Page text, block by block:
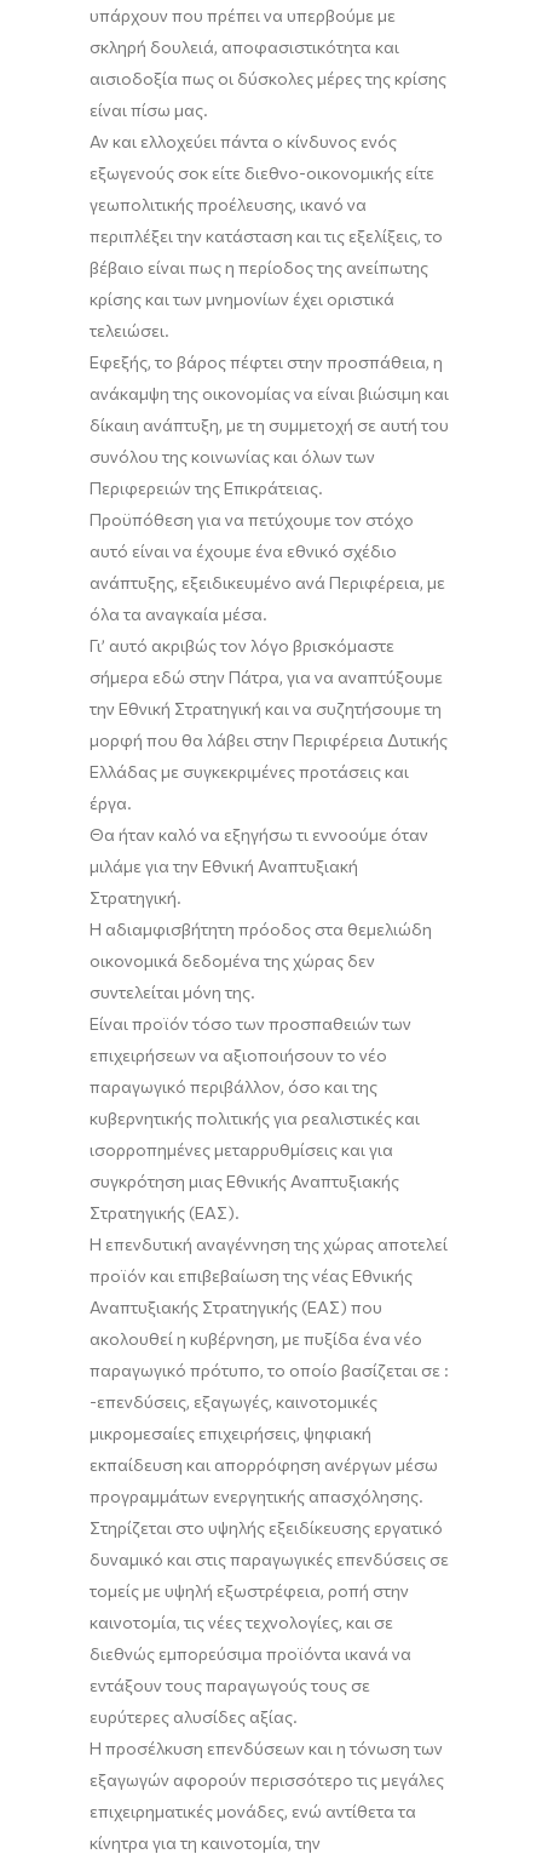
υπάρχουν που πρέπει να υπερβούμε με
σκληρή δουλειά, αποφασιστικότητα και
αισιοδοξία πως οι δύσκολες μέρες της κρίσης
είναι πίσω μας.
Αν και ελλοχεύει πάντα ο κίνδυνος ενός
εξωγενούς σοκ είτε διεθνο-οικονομικής είτε
γεωπολιτικής προέλευσης, ικανό να
περιπλέξει την κατάσταση και τις εξελίξεις, το
βέβαιο είναι πως η περίοδος της ανείπωτης
κρίσης και των μνημονίων έχει οριστικά
τελειώσει.
Εφεξής, το βάρος πέφτει στην προσπάθεια, η
ανάκαμψη της οικονομίας να είναι βιώσιμη και
δίκαιη ανάπτυξη, με τη συμμετοχή σε αυτή του
συνόλου της κοινωνίας και όλων των
Περιφερειών της Επικράτειας.
Προϋπόθεση για να πετύχουμε τον στόχο
αυτό είναι να έχουμε ένα εθνικό σχέδιο
ανάπτυξης, εξειδικευμένο ανά Περιφέρεια, με
όλα τα αναγκαία μέσα.
Γι’ αυτό ακριβώς τον λόγο βρισκόμαστε
σήμερα εδώ στην Πάτρα, για να αναπτύξουμε
την Εθνική Στρατηγική και να συζητήσουμε τη
μορφή που θα λάβει στην Περιφέρεια Δυτικής
Ελλάδας με συγκεκριμένες προτάσεις και
έργα.
Θα ήταν καλό να εξηγήσω τι εννοούμε όταν
μιλάμε για την Εθνική Αναπτυξιακή
Στρατηγική.
Η αδιαμφισβήτητη πρόοδος στα θεμελιώδη
οικονομικά δεδομένα της χώρας δεν
συντελείται μόνη της.
Είναι προϊόν τόσο των προσπαθειών των
επιχειρήσεων να αξιοποιήσουν το νέο
παραγωγικό περιβάλλον, όσο και της
κυβερνητικής πολιτικής για ρεαλιστικές και
ισορροπημένες μεταρρυθμίσεις και για
συγκρότηση μιας Εθνικής Αναπτυξιακής
Στρατηγικής (ΕΑΣ).
Η επενδυτική αναγέννηση της χώρας αποτελεί
προϊόν και επιβεβαίωση της νέας Εθνικής
Αναπτυξιακής Στρατηγικής (ΕΑΣ) που
ακολουθεί η κυβέρνηση, με πυξίδα ένα νέο
παραγωγικό πρότυπο, το οποίο βασίζεται σε :
-επενδύσεις, εξαγωγές, καινοτομικές
μικρομεσαίες επιχειρήσεις, ψηφιακή
εκπαίδευση και απορρόφηση ανέργων μέσω
προγραμμάτων ενεργητικής απασχόλησης.
Στηρίζεται στο υψηλής εξειδίκευσης εργατικό
δυναμικό και στις παραγωγικές επενδύσεις σε
τομείς με υψηλή εξωστρέφεια, ροπή στην
καινοτομία, τις νέες τεχνολογίες, και σε
διεθνώς εμπορεύσιμα προϊόντα ικανά να
εντάξουν τους παραγωγούς τους σε
ευρύτερες αλυσίδες αξίας.
Η προσέλκυση επενδύσεων και η τόνωση των
εξαγωγών αφορούν περισσότερο τις μεγάλες
επιχειρηματικές μονάδες, ενώ αντίθετα τα
κίνητρα για τη καινοτομία, την